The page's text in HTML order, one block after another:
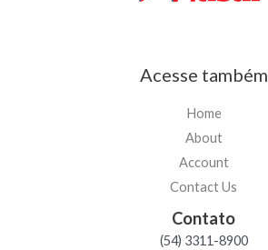
Acesse também
Home
About
Account
Contact Us
Contato
(54) 3311-8900